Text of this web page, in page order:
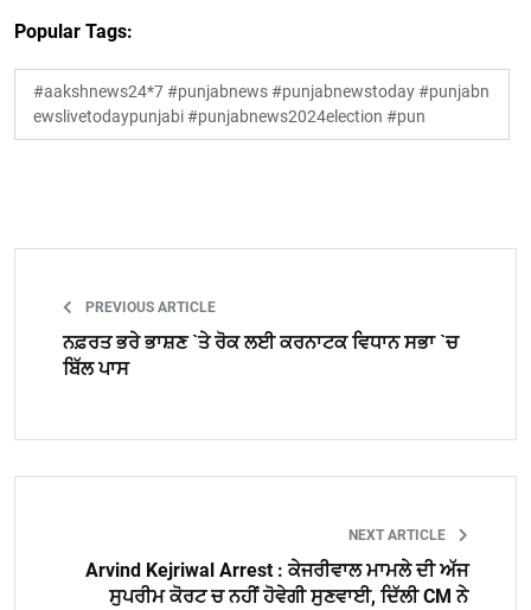
Popular Tags:
#aakshnews24*7 #punjabnews #punjabnewstoday #punjabn
ewslivetodaypunjabi #punjabnews2024election #pun
PREVIOUS ARTICLE
ਨਫ਼ਰਤ ਭਰੇ ਭਾਸ਼ਣ `ਤੇ ਰੋਕ ਲਈ ਕਰਨਾਟਕ ਵਿਧਾਨ ਸਭਾ `ਚ
ਬਿੱਲ ਪਾਸ
NEXT ARTICLE
Arvind Kejriwal Arrest : ਕੇਜਰੀਵਾਲ ਮਾਮਲੇ ਦੀ ਅੱਜ
ਸੁਪਰੀਮ ਕੋਰਟ ਚ ਨਹੀਂ ਹੋਵੇਗੀ ਸੁਣਵਾਈ, ਦਿੱਲੀ CM ਨੇ